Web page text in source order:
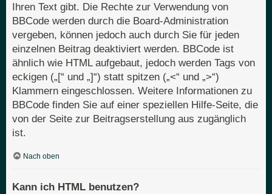
Ihren Text gibt. Die Rechte zur Verwendung von
BBCode werden durch die Board-Administration
vergeben, können jedoch auch durch Sie für jeden
einzelnen Beitrag deaktiviert werden. BBCode ist
ähnlich wie HTML aufgebaut, jedoch werden Tags von
eckigen („[“ und „]“) statt spitzen („<“ und „>“)
Klammern eingeschlossen. Weitere Informationen zu
BBCode finden Sie auf einer speziellen Hilfe-Seite, die
von der Seite zur Beitragserstellung aus zugänglich
ist.
Nach oben
Kann ich HTML benutzen?